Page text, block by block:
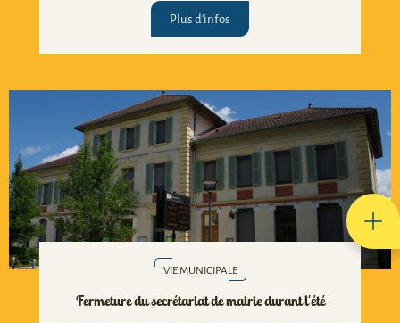
Plus d'infos
VIE MUNICIPALE
Fermeture du secrétariat de mairie durant l'été